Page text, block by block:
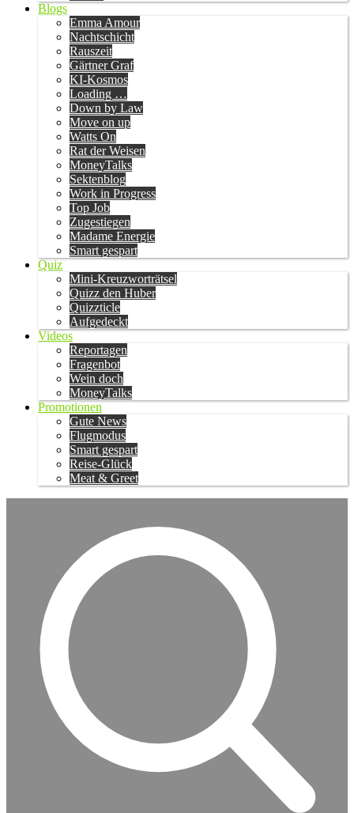
Blogs
Emma Amour
Nachtschicht
Rauszeit
Gärtner Graf
KI-Kosmos
Loading …
Down by Law
Move on up
Watts On
Rat der Weisen
MoneyTalks
Sektenblog
Work in Progress
Top Job
Zugestiegen
Madame Energie
Smart gespart
Quiz
Mini-Kreuzworträtsel
Quizz den Huber
Quizzticle
Aufgedeckt
Videos
Reportagen
Fragenbot
Wein doch
MoneyTalks
Promotionen
Gute News
Flugmodus
Smart gespart
Reise-Glück
Meat & Greet